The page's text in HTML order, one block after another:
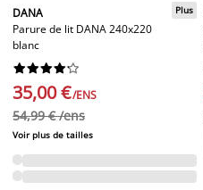
DANA
Parure de lit DANA 240x220
blanc
Plus






35,00 €/ENS
54,99 € /ens
Voir plus de tailles